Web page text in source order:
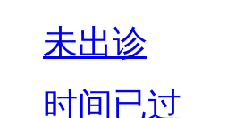
未出诊
时间已过